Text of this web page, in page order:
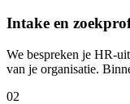
Intake en
We bespreken je HR-
van je organisatie.
02